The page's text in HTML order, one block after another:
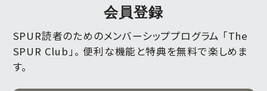
会員登録
SPUR読者のためのメンバーシッププログラム 「The
SPUR Club」。 便利な機能と特典を無料で楽しめま
す。